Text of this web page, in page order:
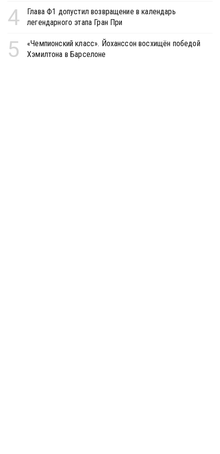
4
Глава Ф1 допустил возвращение в календарь
легендарного этапа Гран При
5
«Чемпионский класс». Йоханссон восхищён победой
Хэмилтона в Барселоне